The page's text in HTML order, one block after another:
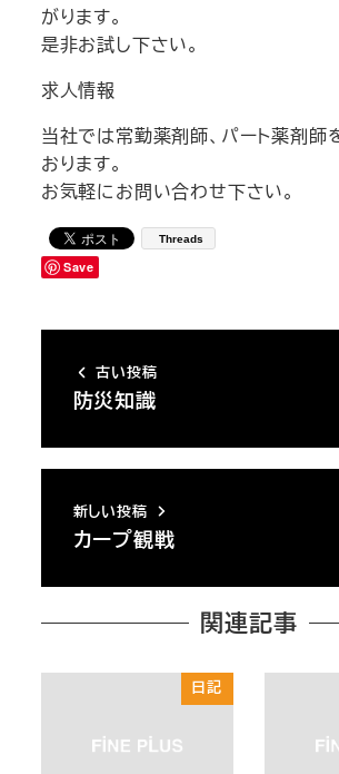
がります。
是非お試し下さい。
求人情報
当社では常勤薬剤師、パート薬剤師
おります。
お気軽にお問い合わせ下さい。
Threads
Save
古い投稿
防災知識
新しい投稿
カープ観戦
関連記事
日記